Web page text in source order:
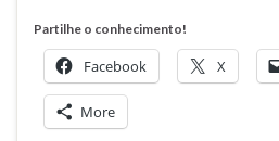
Partilhe o conhecimento!
Facebook X
More